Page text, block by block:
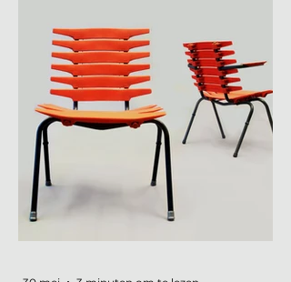
2026 meer dan vierhonderd
merken, ruim 120.000 bezoekers,
acht stadsdelen. De zoete pastels
van een paar jaar geleden zijn
verdwenen. Wat overblijft is koeler,
eerlijker en doordachter: koel
metaal, lage zit, diep bordeaux en
een duidelijke voorkeur voor
materiaal met een verhaal. Dit zijn